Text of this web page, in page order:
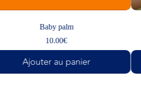
Baby palm
10.00€
Ajouter au panier